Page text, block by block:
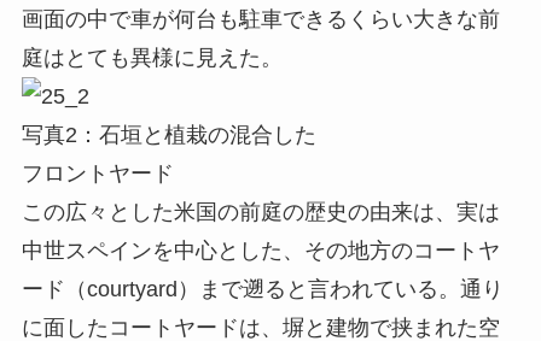
画面の中で車が何台も駐車できるくらい大きな前
庭はとても異様に見えた。
写真2：石垣と植栽の混合した
フロントヤード
この広々とした米国の前庭の歴史の由来は、実は
中世スペインを中心とした、その地方のコートヤ
ード（courtyard）まで遡ると言われている。通り
に面したコートヤードは、塀と建物で挟まれた空